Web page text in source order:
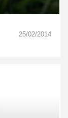
25/02/2014